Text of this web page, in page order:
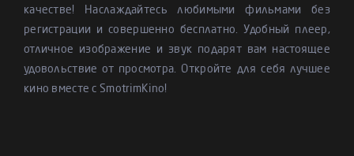
качестве! Наслаждайтесь любимыми фильмами без
регистрации и совершенно бесплатно. Удобный плеер,
отличное изображение и звук подарят вам настоящее
удовольствие от просмотра. Откройте для себя лучшее
кино вместе с SmotrimKino!